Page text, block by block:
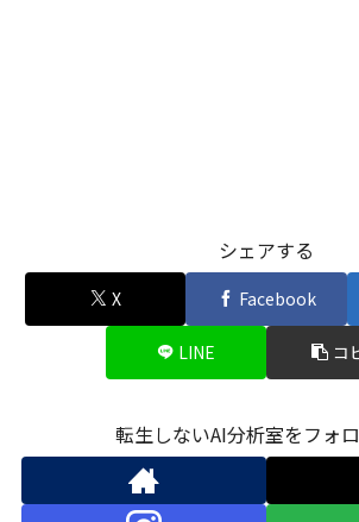
シェアする
X Facebook
LINE コ
転生しないAI分析室をフォ